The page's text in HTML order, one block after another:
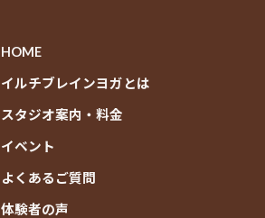
HOME
イルチブレインヨガとは
スタジオ案内・料金
イベント
よくあるご質問
体験者の声